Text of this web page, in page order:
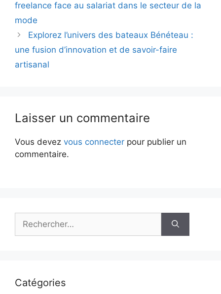
freelance face au salariat dans le secteur de la
mode
Explorez l’univers des bateaux Bénéteau :
une fusion d’innovation et de savoir-faire
artisanal
Laisser un commentaire
Vous devez vous connecter pour publier un
commentaire.
Catégories